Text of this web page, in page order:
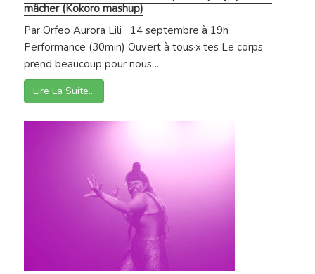
mâcher (Kokoro mashup)
Par Orfeo Aurora Lili 14 septembre à 19h
Performance (30min) Ouvert à tous·x·tes Le corps
prend beaucoup pour nous ...
Lire La Suite…